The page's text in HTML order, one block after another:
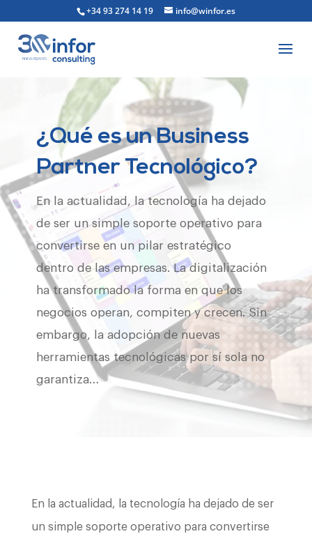
+34 93 274 14 19 info@winfor.es
¿Qué es un Business
Partner Tecnológico?
En la actualidad, la tecnología ha dejado
de ser un simple soporte operativo para
convertirse en un pilar estratégico
dentro de las empresas. La digitalización
ha transformado la forma en que los
negocios operan, compiten y crecen. Sin
embargo, la adopción de nuevas
herramientas tecnológicas por sí sola no
garantiza…
En la actualidad, la tecnología ha dejado de ser
un simple soporte operativo para convertirse